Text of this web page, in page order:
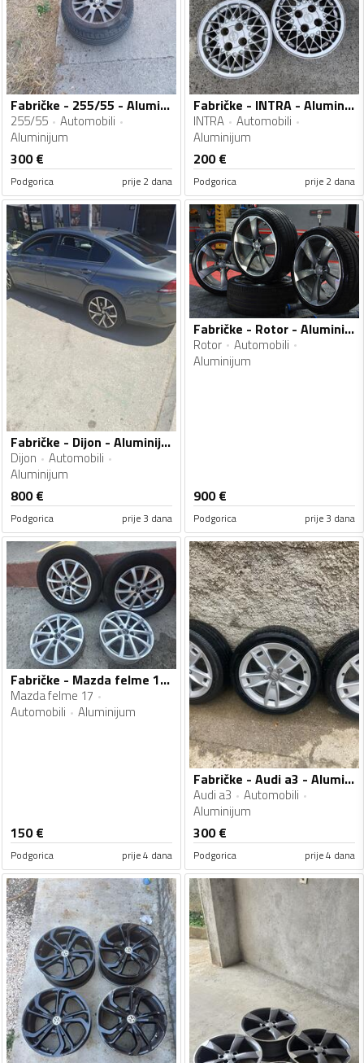
Fabričke - 255/55 - Aluminijum felne
255/55
Automobili
Aluminijum
300€
Podgorica prije 2 dana
Fabričke - INTRA - Aluminijum felne
INTRA
Automobili
Aluminijum
200€
Podgorica prije 2 dana
Fabričke - Dijon - Aluminijum felne
Dijon
Automobili
Aluminijum
800€
Podgorica prije 3 dana
Fabričke - Rotor - Aluminijum felne
Rotor
Automobili
Aluminijum
900€
Podgorica prije 3 dana
Fabričke - Mazda felme 17 - Aluminijum felne
Mazda felme 17
Automobili
Aluminijum
150€
Podgorica prije 4 dana
Fabričke - Audi a3 - Aluminijum felne
Audi a3
Automobili
Aluminijum
300€
Podgorica prije 4 dana